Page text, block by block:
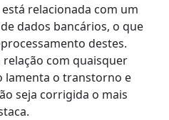
relacionada com um
dados bancários, o que
destes.
com quaisquer
lamenta o transtorno e
seja corrigida o mais